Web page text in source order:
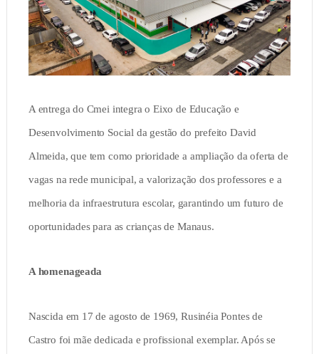
A entrega do Cmei integra o Eixo de Educação e
Desenvolvimento Social da gestão do prefeito David
Almeida, que tem como prioridade a ampliação da oferta de
vagas na rede municipal, a valorização dos professores e a
melhoria da infraestrutura escolar, garantindo um futuro de
oportunidades para as crianças de Manaus.
A homenageada
Nascida em 17 de agosto de 1969, Rusinéia Pontes de
Castro foi mãe dedicada e profissional exemplar. Após se